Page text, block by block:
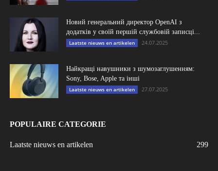
Новий генеральний директор OpenAI з
додатків у своїй першій службовій записці...
Laatste nieuws en artikelen 24.07.2025
Найкращі навушники з шумозаглушенням:
Sony, Bose, Apple та інші
Laatste nieuws en artikelen 27.07.2025
POPULAIRE CATEGORIE
Laatste nieuws en artikelen 299